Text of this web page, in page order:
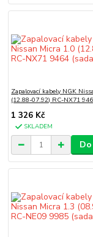
Zapalovací kabely NGK
(12.88-07.92) RC-NX71
1 326 Kč
SKLADEM